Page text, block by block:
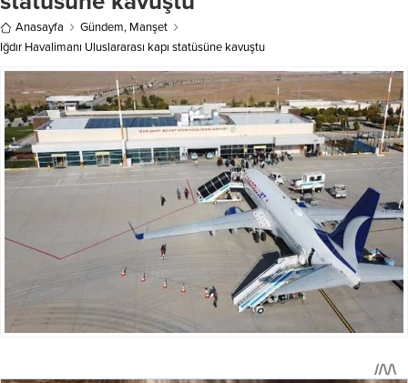
Anasayfa Gündem, Manşet
Iğdır Havalimanı Uluslararası kapı statüsüne kavuştu